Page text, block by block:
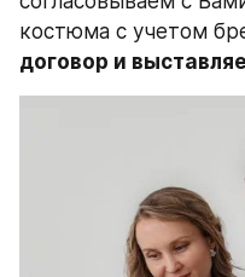
костюма с учетом
договор и